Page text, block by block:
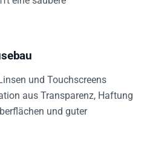
und Touchscreens
aus Transparenz, Haftung
und guter